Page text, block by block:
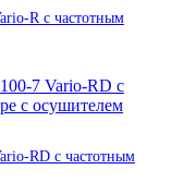
R с частотным
RD с частотным